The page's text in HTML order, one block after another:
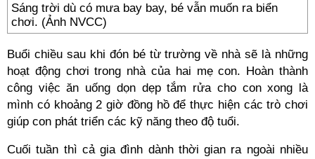
Sáng trời dù có mưa bay bay, bé vẫn muốn ra biển
chơi. (Ảnh NVCC)
Buổi chiều sau khi đón bé từ trường về nhà sẽ là những
hoạt động chơi trong nhà của hai mẹ con. Hoàn thành
công việc ăn uống dọn dẹp tắm rửa cho con xong là
mình có khoảng 2 giờ đồng hồ để thực hiện các trò chơi
giúp con phát triển các kỹ năng theo độ tuổi.
Cuối tuần thì cả gia đình dành thời gian ra ngoài nhiều